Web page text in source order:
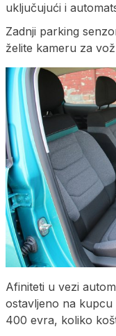
uključujući i
Zadnji parking
želite kameru za
Afiniteti u vezi
ostavljeno na kupcu
400 evra, koliko